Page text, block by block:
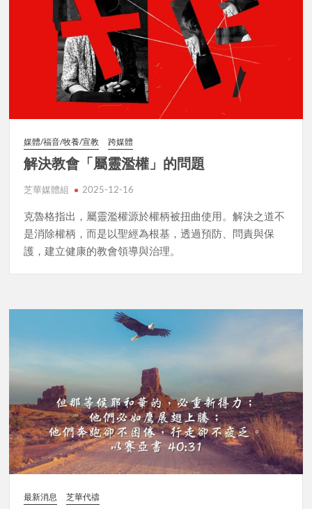
媒體/福音/牧養/宣教 跨媒體
解決教會「屬靈濫權」的問題
芝華媒體組 2025-12-16
克魯格指出，屬靈濫權源於權柄被扭曲使用。解決之道不
是消除權柄，而是以聖經為根基，透過預防、問責與保
護，建立健康的教會領導與治理。
最新消息 芝華代禱